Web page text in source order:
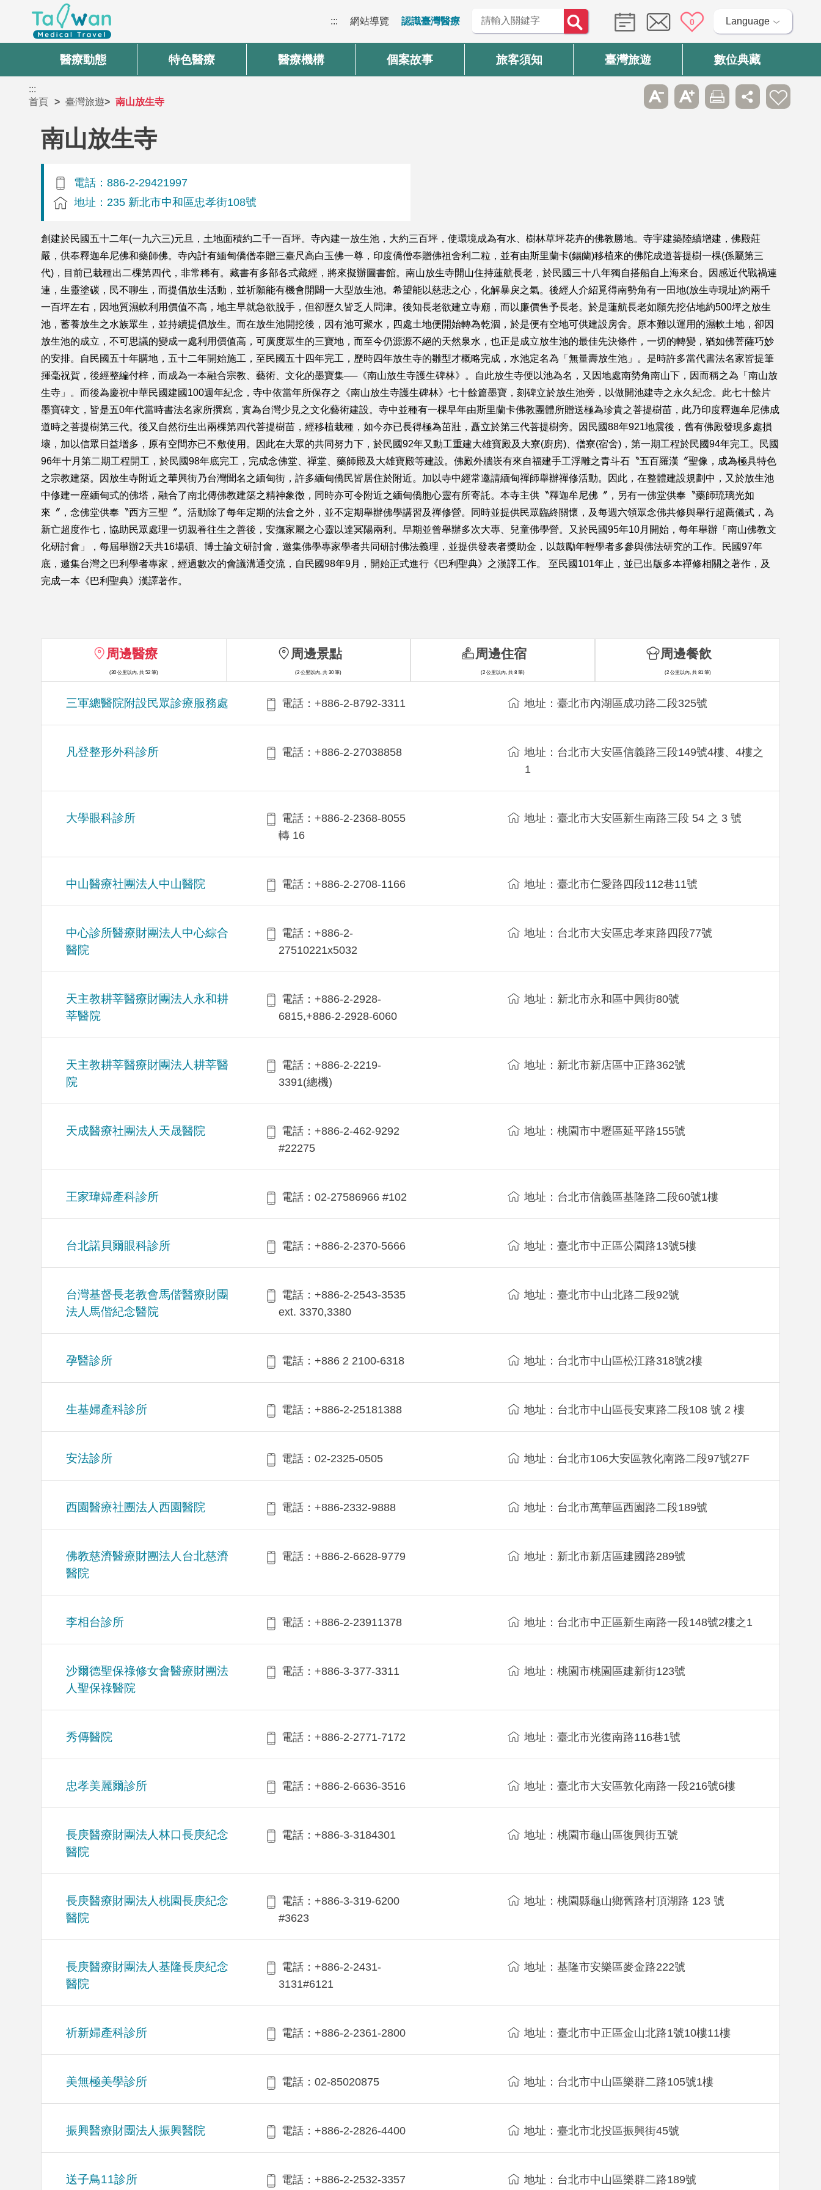
::: 網站導覽 認識臺灣醫療 0 Language
醫療動態 特色醫療 醫療機構 個案故事 旅客須知 臺灣旅遊 數位典藏
:::
首頁
臺灣旅遊 南山放生寺
南山放生寺
電話：886-2-29421997
地址：235 新北市中和區忠孝街108號
創建於民國五十二年(一九六三)元旦，土地面積約二千一百坪。寺內建一放生池，大約三百坪，使環境成為有水、樹林草坪花卉的佛教勝地。寺宇建築陸續增建，佛殿莊
嚴，供奉釋迦牟尼佛和藥師佛。寺內計有緬甸僑僧奉贈三臺尺高白玉佛一尊，印度僑僧奉贈佛祖舍利二粒，並有由斯里蘭卡(錫蘭)移植來的佛陀成道菩提樹一棵(係屬第三
代)，目前已栽種出二棵第四代，非常稀有。藏書有多部各式藏經，將來擬辦圖書館。南山放生寺開山住持蓮航長老，於民國三十八年獨自搭船自上海來台。因感近代戰禍連
連，生靈塗碳，民不聊生，而提倡放生活動，並祈願能有機會開闢一大型放生池。希望能以慈悲之心，化解暴戾之氣。後經人介紹覓得南勢角有一田地(放生寺現址)約兩千
一百坪左右，因地質濕軟利用價值不高，地主早就急欲脫手，但卻歷久皆乏人問津。後知長老欲建立寺廟，而以廉價售予長老。於是蓮航長老如願先挖佔地約500坪之放生
池，蓄養放生之水族眾生，並持續提倡放生。而在放生池開挖後，因有池可聚水，四處土地便開始轉為乾涸，於是便有空地可供建設房舍。原本難以運用的濕軟土地，卻因
放生池的成立，不可思議的變成一處利用價值高，可廣度眾生的三寶地，而至今仍源源不絕的天然泉水，也正是成立放生池的最佳先決條件，一切的轉變，猶如佛菩薩巧妙
的安排。自民國五十年購地，五十二年開始施工，至民國五十四年完工，歷時四年放生寺的雛型才概略完成，水池定名為「無量壽放生池」。是時許多當代書法名家皆提筆
揮毫祝賀，後經整編付梓，而成為一本融合宗教、藝術、文化的墨寶集──《南山放生寺護生碑林》。自此放生寺便以池為名，又因地處南勢角南山下，因而稱之為「南山放
生寺」。而後為慶祝中華民國建國100週年紀念，寺中依當年所保存之《南山放生寺護生碑林》七十餘篇墨寶，刻碑立於放生池旁，以做開池建寺之永久紀念。此七十餘片
墨寶碑文，皆是五0年代當時書法名家所撰寫，實為台灣少見之文化藝術建設。寺中並種有一棵早年由斯里蘭卡佛教團體所贈送極為珍貴之菩提樹苗，此乃印度釋迦牟尼佛成
道時之菩提樹第三代。後又自然衍生出兩棵第四代菩提樹苗，經移植栽種，如今亦已長得極為茁壯，矗立於第三代菩提樹旁。因民國88年921地震後，舊有佛殿發現多處損
壞，加以信眾日益增多，原有空間亦已不敷使用。因此在大眾的共同努力下，於民國92年又動工重建大雄寶殿及大寮(廚房)、僧寮(宿舍)，第一期工程於民國94年完工。民國
96年十月第二期工程開工，於民國98年底完工，完成念佛堂、禪堂、藥師殿及大雄寶殿等建設。佛殿外牆崁有來自福建手工浮雕之青斗石〝五百羅漢〞聖像，成為極具特色
之宗教建築。因放生寺附近之華興街乃台灣聞名之緬甸街，許多緬甸僑民皆居住於附近。加以寺中經常邀請緬甸禪師舉辦禪修活動。因此，在整體建設規劃中，又於放生池
中修建一座緬甸式的佛塔，融合了南北傳佛教建築之精神象徵，同時亦可令附近之緬甸僑胞心靈有所寄託。本寺主供〝釋迦牟尼佛〞，另有一佛堂供奉〝藥師琉璃光如
來〞，念佛堂供奉〝西方三聖〞。活動除了每年定期的法會之外，並不定期舉辦佛學講習及禪修營。同時並提供民眾臨終關懷，及每週六領眾念佛共修與舉行超薦儀式，為
新亡超度作七，協助民眾處理一切親眷往生之善後，安撫家屬之心靈以達冥陽兩利。早期並曾舉辦多次大專、兒童佛學營。又於民國95年10月開始，每年舉辦「南山佛教文
化研討會」，每屆舉辦2天共16場碩、博士論文研討會，邀集佛學專家學者共同研討佛法義理，並提供發表者獎助金，以鼓勵年輕學者多參與佛法研究的工作。民國97年
底，邀集台灣之巴利學者專家，經過數次的會議溝通交流，自民國98年9月，開始正式進行《巴利聖典》之漢譯工作。 至民國101年止，並已出版多本禪修相關之著作，及
完成一本《巴利聖典》漢譯著作。
周邊醫療
(30 公里以內, 共 52 筆)
三軍總醫院附設民眾診療服務處 電話：+886-2-8792-3311 地址：臺北市內湖區成功路二段325號
凡登整形外科診所 電話：+886-2-27038858
地址：台北市大安區信義路三段149號4樓、4樓之
1
大學眼科診所
電話：+886-2-2368-8055
轉 16
地址：臺北市大安區新生南路三段 54 之 3 號
中山醫療社團法人中山醫院 電話：+886-2-2708-1166 地址：臺北市仁愛路四段112巷11號
中心診所醫療財團法人中心綜合
醫院
電話：+886-2-
27510221x5032
地址：台北市大安區忠孝東路四段77號
天主教耕莘醫療財團法人永和耕
莘醫院
電話：+886-2-2928-
6815,+886-2-2928-6060
地址：新北市永和區中興街80號
天主教耕莘醫療財團法人耕莘醫
院
電話：+886-2-2219-
3391(總機)
地址：新北市新店區中正路362號
天成醫療社團法人天晟醫院
電話：+886-2-462-9292
#22275
地址：桃園市中壢區延平路155號
王家瑋婦產科診所 電話：02-27586966 #102 地址：台北市信義區基隆路二段60號1樓
台北諾貝爾眼科診所 電話：+886-2-2370-5666 地址：臺北市中正區公園路13號5樓
台灣基督長老教會馬偕醫療財團
法人馬偕紀念醫院
電話：+886-2-2543-3535
ext. 3370,3380
地址：臺北市中山北路二段92號
孕醫診所 電話：+886 2 2100-6318 地址：台北市中山區松江路318號2樓
生基婦產科診所 電話：+886-2-25181388 地址：台北市中山區長安東路二段108 號 2 樓
安法診所 電話：02-2325-0505 地址：台北市106大安區敦化南路二段97號27F
西園醫療社團法人西園醫院 電話：+886-2332-9888 地址：台北市萬華區西園路二段189號
佛教慈濟醫療財團法人台北慈濟
醫院
電話：+886-2-6628-9779 地址：新北市新店區建國路289號
李相台診所 電話：+886-2-23911378 地址：台北市中正區新生南路一段148號2樓之1
沙爾德聖保祿修女會醫療財團法
人聖保祿醫院
電話：+886-3-377-3311 地址：桃園市桃園區建新街123號
秀傳醫院 電話：+886-2-2771-7172 地址：臺北市光復南路116巷1號
忠孝美麗爾診所 電話：+886-2-6636-3516 地址：臺北市大安區敦化南路一段216號6樓
長庚醫療財團法人林口長庚紀念
醫院
電話：+886-3-3184301 地址：桃園市龜山區復興街五號
長庚醫療財團法人桃園長庚紀念
醫院
電話：+886-3-319-6200
#3623
地址：桃園縣龜山鄉舊路村頂湖路 123 號
長庚醫療財團法人基隆長庚紀念
醫院
電話：+886-2-2431-
3131#6121
地址：基隆市安樂區麥金路222號
祈新婦產科診所 電話：+886-2-2361-2800 地址：臺北市中正區金山北路1號10樓11樓
美無極美學診所 電話：02-85020875 地址：台北市中山區樂群二路105號1樓
振興醫療財團法人振興醫院 電話：+886-2-2826-4400 地址：臺北市北投區振興街45號
送子鳥11診所 電話：+886-2-2532-3357 地址：台北巿中山區樂群二路189號
周邊景點
(2 公里以內, 共 30 筆)
周邊住宿
(2 公里以內, 共 8 筆)
周邊餐飲
(2 公里以內, 共 81 筆)